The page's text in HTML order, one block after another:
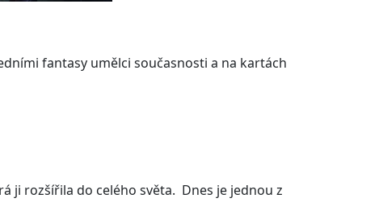
fantasy umělci současnosti a na kartách
ji rozšířila do celého světa. Dnes je jednou z